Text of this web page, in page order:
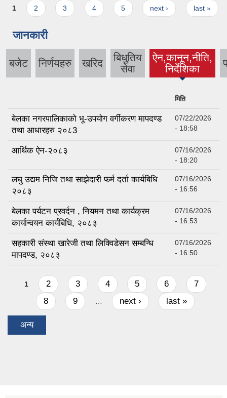
Pages
1 2 3 4 5 next › last »
जानकारी
बजेट निर्णयहरु खरिद
बिधुतिय
सेवा
ऐन,कानून,नीति,
निर्देशिका
(active tab)
मिति
बेलका नगरपालिकाको भू-उपयोग वर्गीकरण मापदण्ड
तथा आधारहरु २०८3
07/22/2026
- 18:58
आर्थिक ऐन-२०८३
07/16/2026
- 18:20
लघु उद्यम निजि तथा साझेदारी फर्म दर्ता कार्यबिधि
२०८३
07/16/2026
- 16:56
बेलका पर्यटन प्रवर्दन , नियमन तथा कार्यक्रम
कार्यान्वयन कार्यबिधि, २०८३
07/16/2026
- 16:53
सहकारी संस्था खारेजी तथा लिक्विडेसन सम्बन्धि
मापदण्ड, २०८३
07/16/2026
- 16:50
Pages
1 2 3 4 5 6
7
8
9 … next › last »
अन्य